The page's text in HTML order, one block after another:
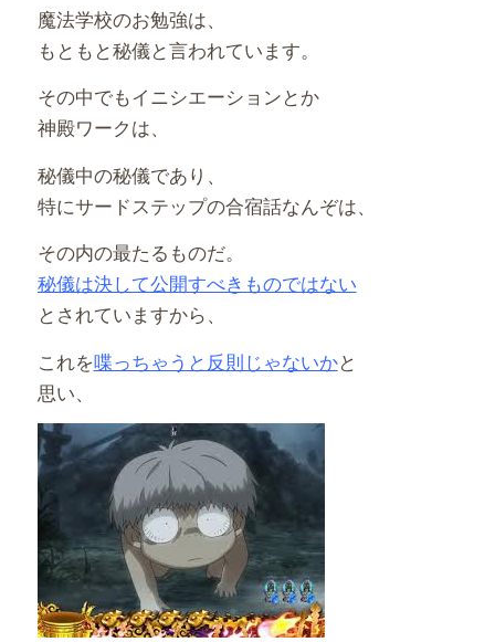
魔法学校のお勉強は、
もともと秘儀と言われています。
その中でもイニシエーションとか
神殿ワークは、
秘儀中の秘儀であり、
特にサードステップの合宿話なんぞは、
その内の最たるものだ。
秘儀は決して公開すべきものではない
とされていますから、
これを喋っちゃうと反則じゃないかと
思い、